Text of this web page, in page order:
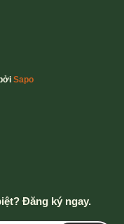
Sapo
Đăng ký ngay.